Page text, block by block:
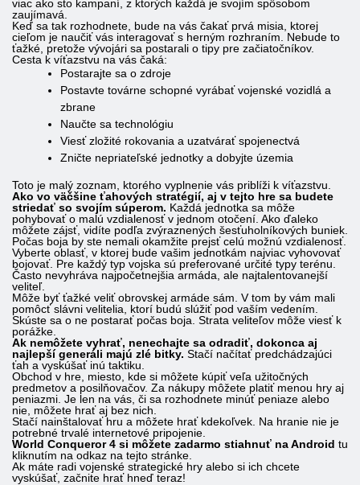
viac ako sto kampaní, z ktorých každá je svojím spôsobom
zaujímavá.
Keď sa tak rozhodnete, bude na vás čakať prvá misia, ktorej
cieľom je naučiť vás interagovať s herným rozhraním. Nebude to
ťažké, pretože vývojári sa postarali o tipy pre začiatočníkov.
Cesta k víťazstvu na vás čaká:
Postarajte sa o zdroje
Postavte továrne schopné vyrábať vojenské vozidlá a
zbrane
Naučte sa technológiu
Viesť zložité rokovania a uzatvárať spojenectvá
Zničte nepriateľské jednotky a dobyjte územia
Toto je malý zoznam, ktorého vyplnenie vás priblíži k víťazstvu.
Ako vo väčšine ťahových stratégií, aj v tejto hre sa budete
striedať so svojím súperom. Každá jednotka sa môže
pohybovať o malú vzdialenosť v jednom otočení. Ako ďaleko
môžete zájsť, vidíte podľa zvýraznených šesťuholníkových buniek.
Počas boja by ste nemali okamžite prejsť celú možnú vzdialenosť.
Vyberte oblasť, v ktorej bude vašim jednotkám najviac vyhovovať
bojovať. Pre každý typ vojska sú preferované určité typy terénu.
Často nevyhráva najpočetnejšia armáda, ale najtalentovanejší
veliteľ.
Môže byť ťažké veliť obrovskej armáde sám. V tom by vám mali
pomôcť slávni velitelia, ktorí budú slúžiť pod vaším vedením.
Skúste sa o ne postarať počas boja. Strata veliteľov môže viesť k
porážke.
Ak nemôžete vyhrať, nenechajte sa odradiť, dokonca aj
najlepší generáli majú zlé bitky. Stačí načítať predchádzajúci
ťah a vyskúšať inú taktiku.
Obchod v hre, miesto, kde si môžete kúpiť veľa užitočných
predmetov a posilňovačov. Za nákupy môžete platiť menou hry aj
peniazmi. Je len na vás, či sa rozhodnete minúť peniaze alebo
nie, môžete hrať aj bez nich.
Stačí nainštalovať hru a môžete hrať kdekoľvek. Na hranie nie je
potrebné trvalé internetové pripojenie.
World Conqueror 4 si môžete zadarmo stiahnuť na Android tu
kliknutím na odkaz na tejto stránke.
Ak máte radi vojenské strategické hry alebo si ich chcete
vyskúšať, začnite hrať hneď teraz!